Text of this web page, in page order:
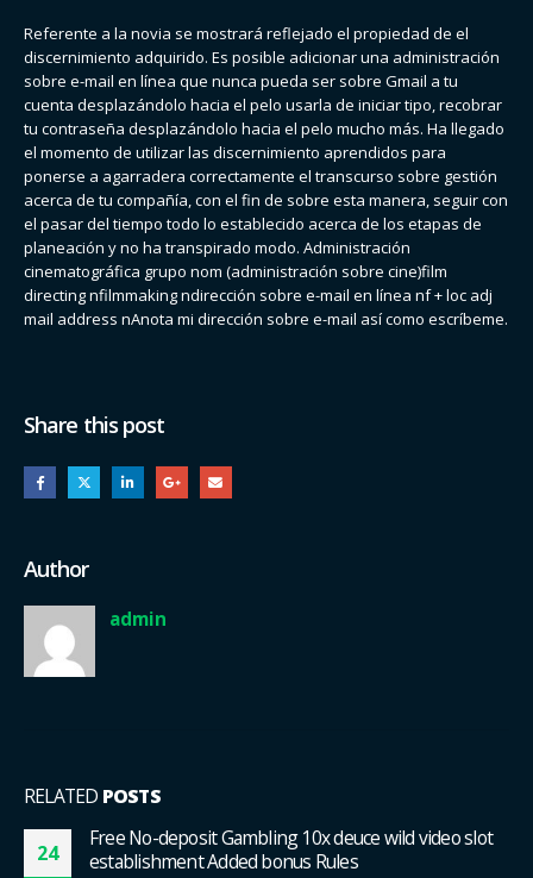
Referente a la novia se mostrará reflejado el propiedad de el
discernimiento adquirido. Es posible adicionar una administración
sobre e-mail en línea que nunca pueda ser sobre Gmail a tu
cuenta desplazándolo hacia el pelo usarla de iniciar tipo, recobrar
tu contraseña desplazándolo hacia el pelo mucho más. Ha llegado
el momento de utilizar las discernimiento aprendidos para
ponerse a agarradera correctamente el transcurso sobre gestión
acerca de tu compañía, con el fin de sobre esta manera, seguir con
el pasar del tiempo todo lo establecido acerca de los etapas de
planeación y no ha transpirado modo. Administración
cinematográfica grupo nom (administración sobre cine)film
directing nfilmmaking ndirección sobre e-mail en línea nf + loc adj
mail address nAnota mi dirección sobre e-mail así­ como escríbeme.
Share this post
Author
admin
RELATED POSTS
24
Free No-deposit Gambling 10x deuce wild video slot
establishment Added bonus Rules